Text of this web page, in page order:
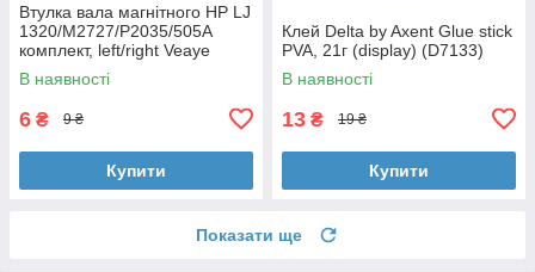
Втулка вала магнітного HP LJ
1320/M2727/P2035/505A
комплект, left/right Veaye
(BSHMR-505U-VE)
В наявності
6 ₴ 9 ₴
Купити
Клей Delta by Axent Glue stick
PVA, 21г (display) (D7133)
В наявності
13 ₴ 19 ₴
Купити
Показати ще